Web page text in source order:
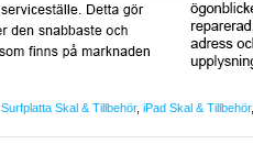
Surfplatta Skal & Tillbehör, iPad Skal & Tillbehör,